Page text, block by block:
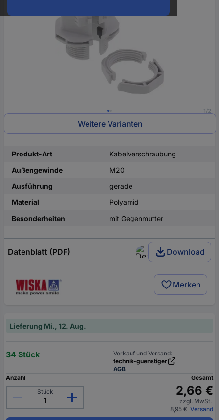
1/2
Weitere Varianten
Produkt-Art
Kabelverschraubung
Außengewinde
M20
Ausführung
gerade
Material
Polyamid
Besonderheiten
mit Gegenmutter
Datenblatt (PDF) Download
Merken
Lieferung Mi., 12. Aug.
34 Stück
Verkauf und Versand:
technik-guenstiger
AGB
Anzahl
Stück
Gesamt
2,66 €
zzgl. MwSt.
8,95 € Versand